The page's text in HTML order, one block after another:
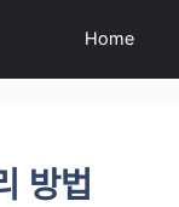
Home
방법